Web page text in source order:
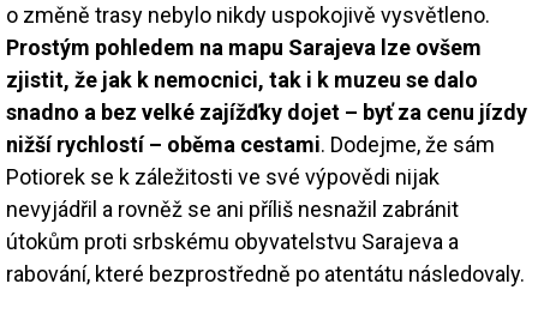
o změně trasy nebylo nikdy uspokojivě vysvětleno.
Prostým pohledem na mapu Sarajeva lze ovšem
zjistit, že jak k nemocnici, tak i k muzeu se dalo
snadno a bez velké zajížďky dojet – byť za cenu jízdy
nižší rychlostí – oběma cestami. Dodejme, že sám
Potiorek se k záležitosti ve své výpovědi nijak
nevyjádřil a rovněž se ani příliš nesnažil zabránit
útokům proti srbskému obyvatelstvu Sarajeva a
rabování, které bezprostředně po atentátu následovaly.